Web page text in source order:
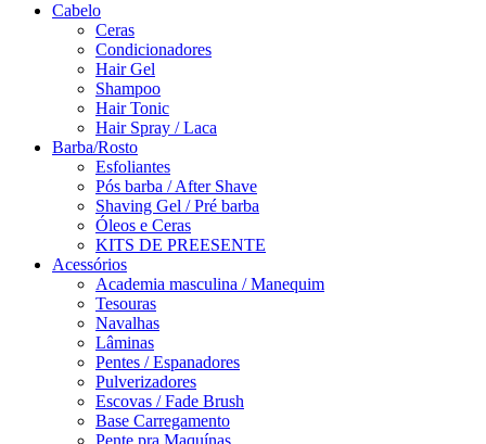
Cabelo
Ceras
Condicionadores
Hair Gel
Shampoo
Hair Tonic
Hair Spray / Laca
Barba/Rosto
Esfoliantes
Pós barba / After Shave
Shaving Gel / Pré barba
Óleos e Ceras
KITS DE PREESENTE
Acessórios
Academia masculina / Manequim
Tesouras
Navalhas
Lâminas
Pentes / Espanadores
Pulverizadores
Escovas / Fade Brush
Base Carregamento
Pente pra Maquínas